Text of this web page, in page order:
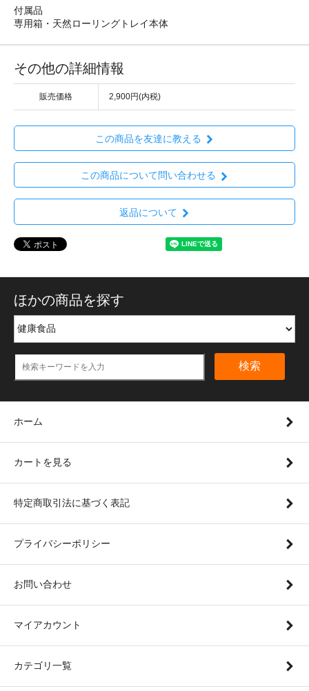
付属品
専用箱・天然ローリングトレイ本体
その他の詳細情報
販売価格 2,900円(内税)
この商品を友達に教える
この商品について問い合わせる
返品について
ほかの商品を探す
検索
ホーム
カートを見る
特定商取引法に基づく表記
プライバシーポリシー
お問い合わせ
マイアカウント
カテゴリ一覧